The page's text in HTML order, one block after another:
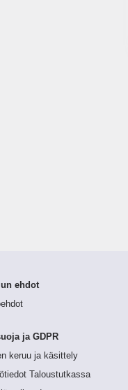
ehdot
ja GDPR
keruu ja käsittely
Taloustutkassa